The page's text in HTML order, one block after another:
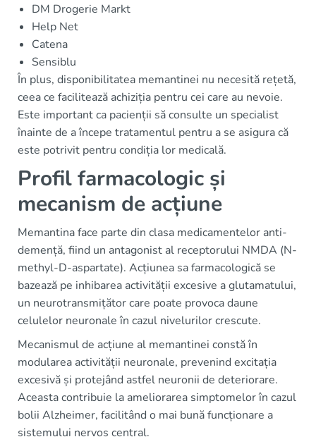
DM Drogerie Markt
Help Net
Catena
Sensiblu
În plus, disponibilitatea memantinei nu necesită rețetă,
ceea ce facilitează achiziția pentru cei care au nevoie.
Este important ca pacienții să consulte un specialist
înainte de a începe tratamentul pentru a se asigura că
este potrivit pentru condiția lor medicală.
Profil farmacologic și
mecanism de acțiune
Memantina face parte din clasa medicamentelor anti-
demență, fiind un antagonist al receptorului NMDA (N-
methyl-D-aspartate). Acțiunea sa farmacologică se
bazează pe inhibarea activității excesive a glutamatului,
un neurotransmițător care poate provoca daune
celulelor neuronale în cazul nivelurilor crescute.
Mecanismul de acțiune al memantinei constă în
modularea activității neuronale, prevenind excitația
excesivă și protejând astfel neuronii de deteriorare.
Aceasta contribuie la ameliorarea simptomelor în cazul
bolii Alzheimer, facilitând o mai bună funcționare a
sistemului nervos central.